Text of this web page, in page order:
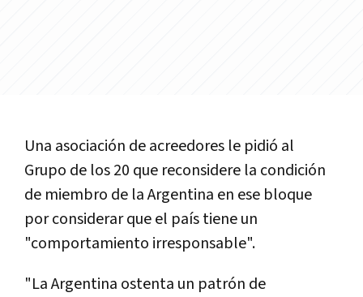
Una asociación de acreedores le pidió al
Grupo de los 20 que reconsidere la condición
de miembro de la Argentina en ese bloque
por considerar que el país tiene un
"comportamiento irresponsable".
"La Argentina ostenta un patrón de